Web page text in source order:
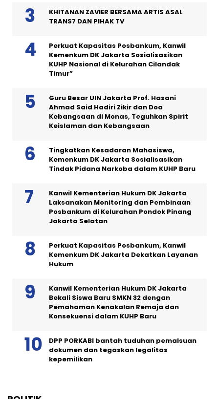
KHITANAN ZAVIER BERSAMA ARTIS ASAL
TRANS7 DAN PIHAK TV
Perkuat Kapasitas Posbankum, Kanwil
Kemenkum DK Jakarta Sosialisasikan
KUHP Nasional di Kelurahan Cilandak
Timur”
Guru Besar UIN Jakarta Prof. Hasani
Ahmad Said Hadiri Zikir dan Doa
Kebangsaan di Monas, Teguhkan Spirit
Keislaman dan Kebangsaan
Tingkatkan Kesadaran Mahasiswa,
Kemenkum DK Jakarta Sosialisasikan
Tindak Pidana Narkoba dalam KUHP Baru
Kanwil Kementerian Hukum DK Jakarta
Laksanakan Monitoring dan Pembinaan
Posbankum di Kelurahan Pondok Pinang
Jakarta Selatan
Perkuat Kapasitas Posbankum, Kanwil
Kemenkum DK Jakarta Dekatkan Layanan
Hukum
Kanwil Kementerian Hukum DK Jakarta
Bekali Siswa Baru SMKN 32 dengan
Pemahaman Kenakalan Remaja dan
Konsekuensi dalam KUHP Baru
DPP PORKABI bantah tuduhan pemalsuan
dokumen dan tegaskan legalitas
kepemilikan